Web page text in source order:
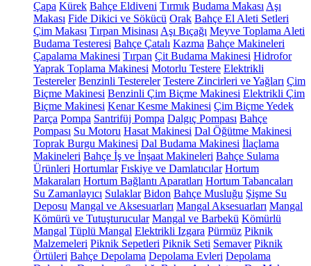
Çapa Kürek Bahçe Eldiveni Tırmık Budama Makası Aşı
Makası Fide Dikici ve Sökücü Orak Bahçe El Aleti Setleri
Çim Makası Tırpan Misinası Aşı Bıçağı Meyve Toplama Aleti
Budama Testeresi Bahçe Çatalı Kazma Bahçe Makineleri
Çapalama Makinesi Tırpan Çit Budama Makinesi Hidrofor
Yaprak Toplama Makinesi Motorlu Testere Elektrikli
Testereler Benzinli Testereler Testere Zincirleri ve Yağları Çim
Biçme Makinesi Benzinli Çim Biçme Makinesi Elektrikli Çim
Biçme Makinesi Kenar Kesme Makinesi Çim Biçme Yedek
Parça Pompa Santrifüj Pompa Dalgıç Pompası Bahçe
Pompası Su Motoru Hasat Makinesi Dal Öğütme Makinesi
Toprak Burgu Makinesi Dal Budama Makinesi İlaçlama
Makineleri Bahçe İş ve İnşaat Makineleri Bahçe Sulama
Ürünleri Hortumlar Fıskiye ve Damlatıcılar Hortum
Makaraları Hortum Bağlantı Aparatları Hortum Tabancaları
Su Zamanlayıcı Sulaklar Bidon Bahçe Musluğu Şişme Su
Deposu Mangal ve Aksesuarları Mangal Aksesuarları Mangal
Kömürü ve Tutuşturucular Mangal ve Barbekü Kömürlü
Mangal Tüplü Mangal Elektrikli Izgara Pürmüz Piknik
Malzemeleri Piknik Sepetleri Piknik Seti Semaver Piknik
Örtüleri Bahçe Depolama Depolama Evleri Depolama